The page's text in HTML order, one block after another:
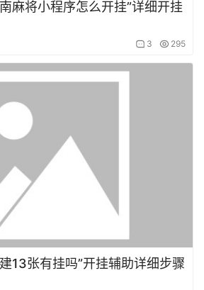
麻将小程序怎么开挂”详细开挂
3 295
13张有挂吗”开挂辅助详细步骤